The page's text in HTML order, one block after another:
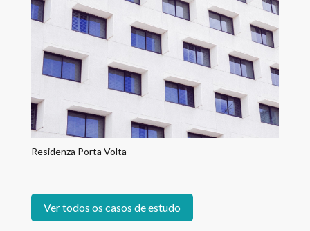
Residenza Porta Volta
Ver todos os casos de estudo